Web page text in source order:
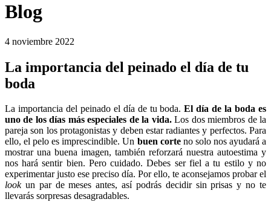
Blog
4 noviembre 2022
La importancia del peinado el día de tu
boda
La importancia del peinado el día de tu boda.El día de la boda es
uno de los días más especiales de la vida.Los dos miembros de la
pareja son los protagonistas y deben estar radiantes y perfectos. Para
ello, el pelo es imprescindible. Un buen corteno solo nos ayudará a
mostrar una buena imagen, también reforzará nuestra autoestima y
nos hará sentir bien. Pero cuidado. Debes ser fiel a tu estilo y no
experimentar justo ese preciso día. Por ello, te aconsejamos probar el
lookun par de meses antes, así podrás decidir sin prisas y no te
llevarás sorpresas desagradables.